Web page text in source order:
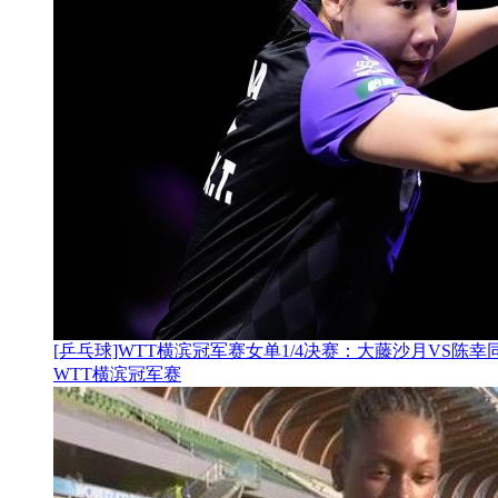
[乒乓球]WTT横滨冠军赛女单1/4决赛：大藤沙月VS陈幸
WTT横滨冠军赛